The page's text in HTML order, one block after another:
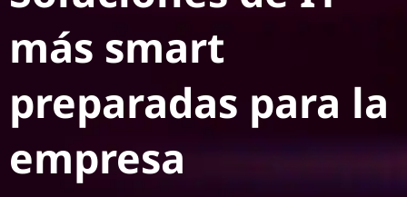
más smart
preparadas para la
empresa